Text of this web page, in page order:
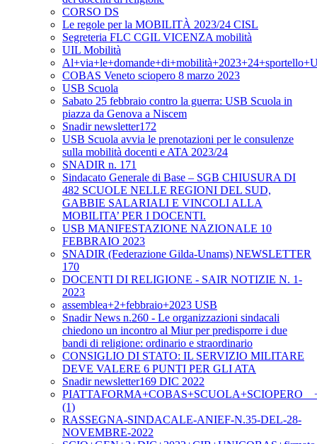
CORSO DS
Le regole per la MOBILITÀ 2023/24 CISL
Segreteria FLC CGIL VICENZA mobilità
UIL Mobilità
COBAS Veneto sciopero 8 marzo 2023
USB Scuola
Sabato 25 febbraio contro la guerra: USB Scuola in
piazza da Genova a Niscem
Snadir newsletter172
USB Scuola avvia le prenotazioni per le consulenze
sulla mobilità docenti e ATA 2023/24
SNADIR n. 171
Sindacato Generale di Base – SGB CHIUSURA DI
482 SCUOLE NELLE REGIONI DEL SUD,
GABBIE SALARIALI E VINCOLI ALLA
MOBILITA’ PER I DOCENTI.
USB MANIFESTAZIONE NAZIONALE 10
FEBBRAIO 2023
SNADIR (Federazione Gilda-Unams) NEWSLETTER
170
DOCENTI DI RELIGIONE - SAIR NOTIZIE N. 1-
2023
assemblea+2+febbraio+2023 USB
Snadir News n.260 - Le organizzazioni sindacali
chiedono un incontro al Miur per predisporre i due
bandi di religione: ordinario e straordinario
CONSIGLIO DI STATO: IL SERVIZIO MILITARE
DEVE VALERE 6 PUNTI PER GLI ATA
Snadir newsletter169 DIC 2022
(1)
RASSEGNA-SINDACALE-ANIEF-N.35-DEL-28-
NOVEMBRE-2022